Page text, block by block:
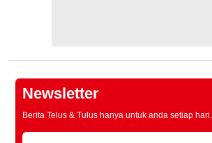
Newsletter
Berita Telus & Tulus hanya untuk anda setiap